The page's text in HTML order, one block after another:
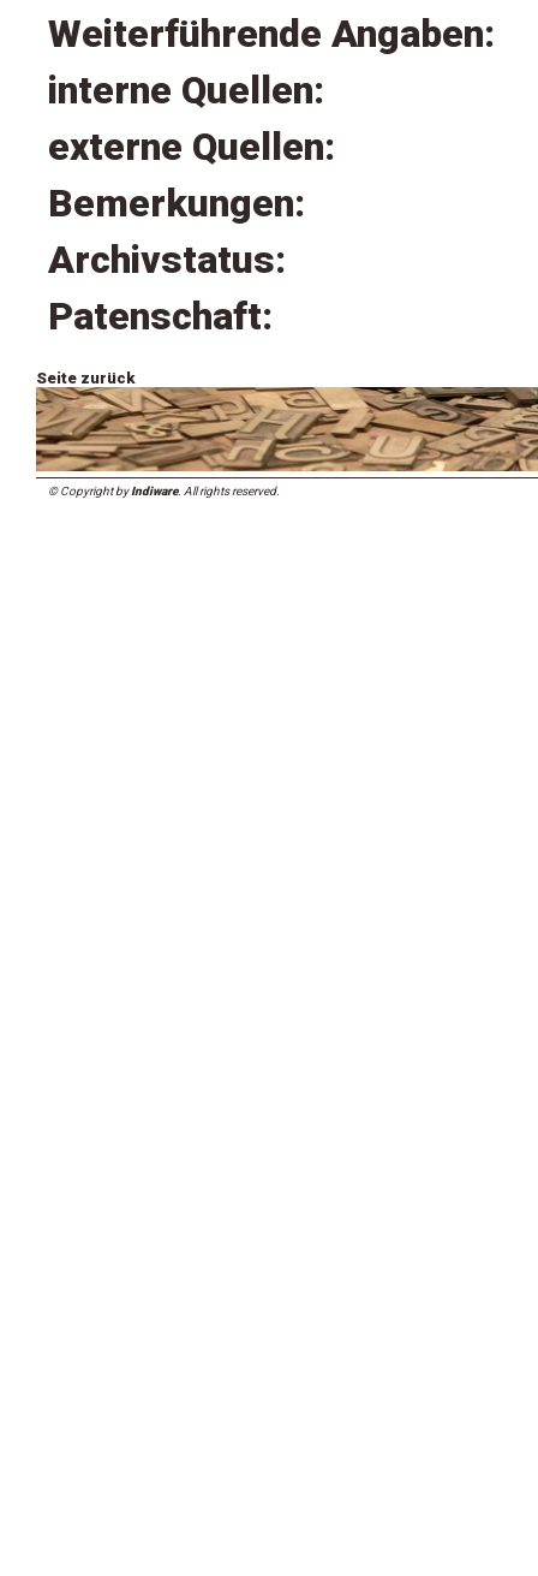
Weiterführende Angaben:
interne Quellen:
externe Quellen:
Bemerkungen:
Archivstatus:
Patenschaft:
Seite zurück
© Copyright byIndiware. All rights reserved.